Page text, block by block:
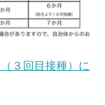
３回目接種）に